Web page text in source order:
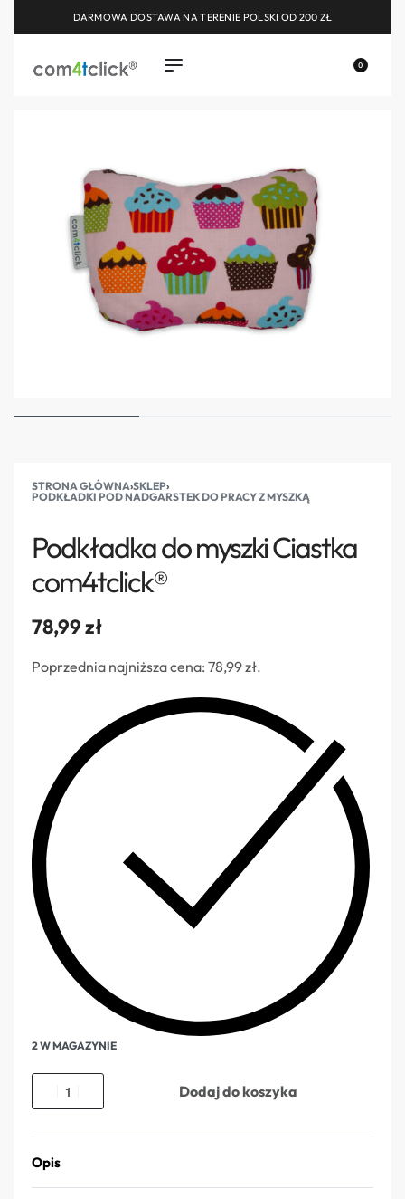
DARMOWA DOSTAWA NA TERENIE POLSKI OD 200 ZŁ
0
STRONA GŁÓWNA›SKLEP›
PODKŁADKI POD NADGARSTEK DO PRACY Z MYSZKĄ
Podkładka do myszki Ciastka
com4tclick®
78,99zł
Poprzednia najniższa cena: 78,99zł.
2 W MAGAZYNIE
Dodaj do koszyka
Opis